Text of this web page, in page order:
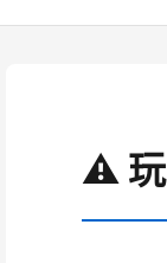
⚠️